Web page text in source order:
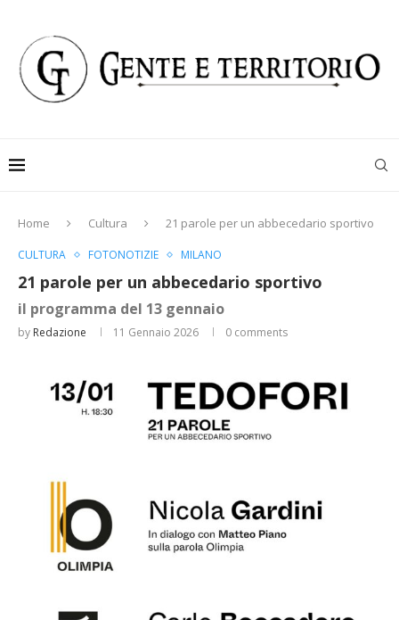
Home Cultura 21 parole per un abbecedario sportivo
CULTURA FOTONOTIZIE MILANO
21 parole per un abbecedario sportivo
il programma del 13 gennaio
by Redazione 11 Gennaio 2026 0 comments